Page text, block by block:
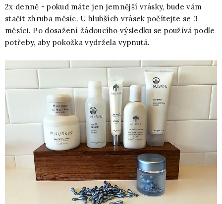
2x denně - pokud máte jen jemnější vrásky, bude vám
stačit zhruba měsíc. U hlubších vrásek počítejte se 3
měsíci. Po dosažení žádoucího výsledku se používá podle
potřeby, aby pokožka vydržela vypnutá.